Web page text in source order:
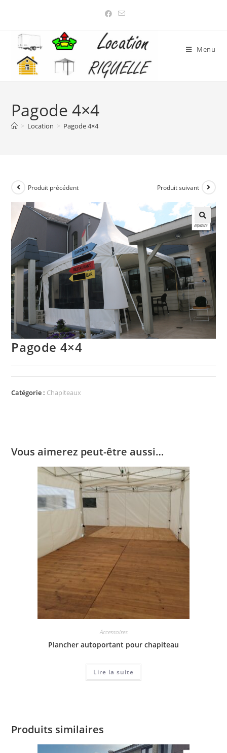
Menu
Pagode 4×4
> Location > Pagode 4×4
Produit précédent Produit suivant
Pagode 4×4
Catégorie : Chapiteaux
Vous aimerez peut-être aussi…
Accessoires
Plancher autoportant pour chapiteau
Lire la suite
Produits similaires